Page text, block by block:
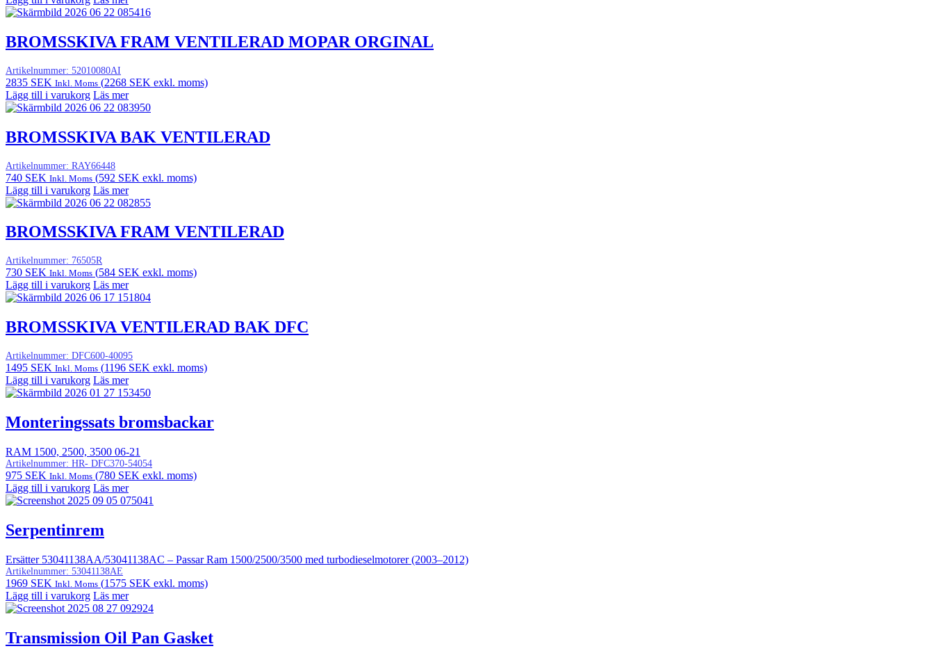
BROMSSKIVA FRAM VENTILERAD MOPAR ORGINAL
Artikelnummer: 52010080AI
2835 SEK Inkl. Moms (2268 SEK exkl. moms)
Lägg till i varukorg Läs mer
BROMSSKIVA BAK VENTILERAD
Artikelnummer: RAY66448
740 SEK Inkl. Moms (592 SEK exkl. moms)
Lägg till i varukorg Läs mer
BROMSSKIVA FRAM VENTILERAD
Artikelnummer: 76505R
730 SEK Inkl. Moms (584 SEK exkl. moms)
Lägg till i varukorg Läs mer
BROMSSKIVA VENTILERAD BAK DFC
Artikelnummer: DFC600-40095
1495 SEK Inkl. Moms (1196 SEK exkl. moms)
Lägg till i varukorg Läs mer
Monteringssats bromsbackar
RAM 1500, 2500, 3500 06-21
Artikelnummer: HR- DFC370-54054
975 SEK Inkl. Moms (780 SEK exkl. moms)
Lägg till i varukorg Läs mer
Serpentinrem
Ersätter 53041138AA/53041138AC – Passar Ram 1500/2500/3500 med turbodieselmotorer (2003–2012)
Artikelnummer: 53041138AE
1969 SEK Inkl. Moms (1575 SEK exkl. moms)
Lägg till i varukorg Läs mer
Transmission Oil Pan Gasket